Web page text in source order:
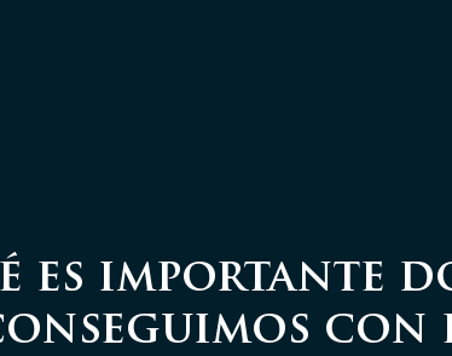
es importante
con